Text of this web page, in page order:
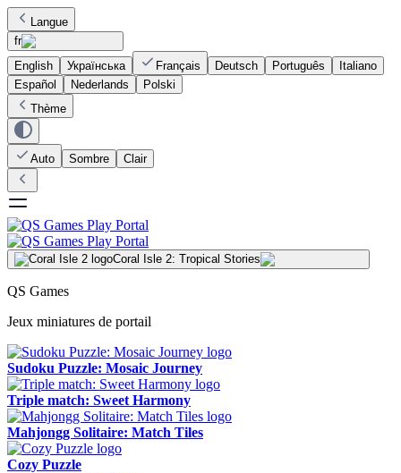
Langue
fr
English
Українська Français Deutsch Português
Italiano
Español
Nederlands
Polski
Thème
Auto Sombre Clair
Coral Isle 2: Tropical Stories
QS Games
Jeux miniatures de portail
Sudoku Puzzle: Mosaic Journey
Triple match: Sweet Harmony
Mahjongg Solitaire: Match Tiles
Cozy Puzzle